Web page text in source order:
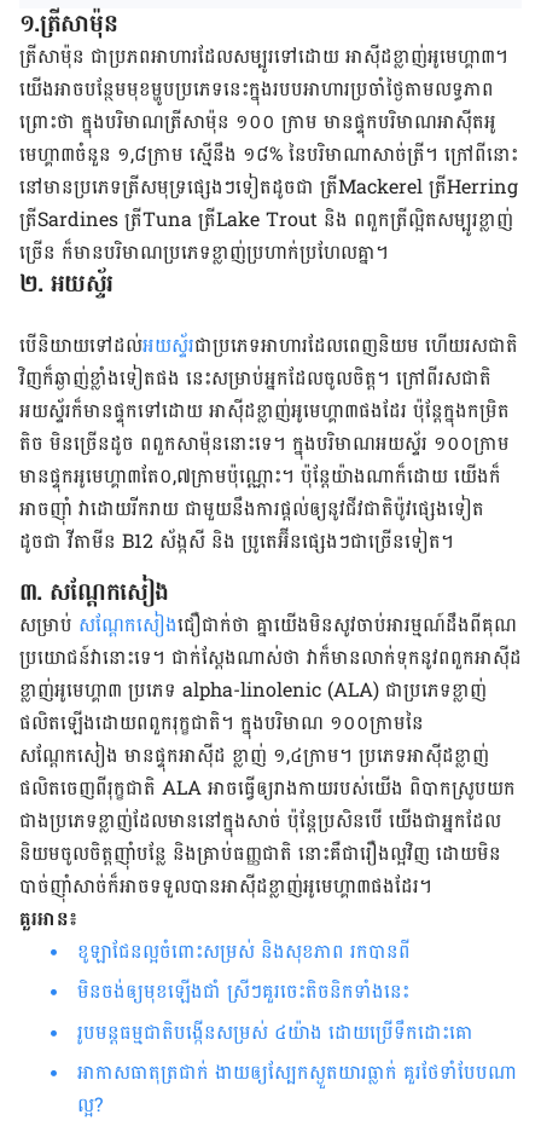
១.ត្រីសាម៉ុន
ត្រីសាម៉ុន ជាប្រភពអាហារដែលសម្បូរទៅដោយ អាស៊ីដខ្លាញ់អូមេហ្គា៣។
យើងអាចបន្ថែមមុខម្ហូបប្រភេទនេះក្នុងរបបអាហារ​ប្រចាំ​ថ្ងៃ​តាមលទ្ធភាព
ព្រោះថា ក្នុងបរិមាណត្រីសាម៉ុន ១០០ ក្រាម មានផ្ទុកបរិមាណអាស៊ីតអូ
មេហ្គា៣ចំនួន ១,៨ក្រាម ស្មើនឹង ១៨% នៃបរិមាណាសាច់ត្រី។ ក្រៅពីនោះ
នៅមានប្រភេទត្រីសមុទ្រផ្សេងៗទៀតដូចជា ត្រីMackerel ត្រីHerring
ត្រីSardines ត្រីTuna ត្រីLake Trout និង ពពួកត្រីល្អិតសម្បូរខ្លាញ់
ច្រើន ក៏មានបរិមាណប្រភេទខ្លាញ់ប្រហាក់ប្រហែលគ្នា។
២. អយស្ទ័រ
បើនិយាយទៅដល់អយស្ទ័រជាប្រភេទអាហារដែលពេញនិយម ហើយរសជាតិ
វិញក៏ឆ្ងាញ់ខ្លាំងទៀតផង នេះសម្រាប់អ្នកដែលចូលចិត្ដ។ ក្រៅពីរសជាតិ
អយស្ទ័រក៏មានផ្ទុកទៅដោយ អាស៊ីដខ្លាញ់អូមេហ្គា៣ផងដែរ ប៉ុន្ដែក្នុងកម្រិត
តិច មិនច្រើនដូច ពពួក​សាម៉ុននោះទេ។ ក្នុងបរិមាណអយស្ទ័រ ១០០ក្រាម
មានផ្ទុកអូមេហ្គា៣តែ០,៧ក្រាមប៉ុណ្ណោះ។ ប៉ុន្ដែយ៉ាងណាក៏ដោយ យើងក៏
អាចញ៉ាំ វាដោយរីករាយ ជាមួយនឹងការផ្ដល់ឲ្យនូវជីវជាតិប៉ូវផ្សេងទៀត
ដូចជា វីតាមីន B12 ស័ង្កសី និង ប្រូតេអ៊ីនផ្សេងៗជាច្រើនទៀត។
៣. សណ្ដែកសៀង
សម្រាប់ សណ្ដែកសៀងជឿជាក់ថា គ្នាយើងមិនសូវចាប់អារម្មណ៍ដឹងពីគុណ
ប្រយោជន៍វានោះទេ។ ជាក់ស្ដែងណាស់ថា វាក៏មានលាក់ទុកនូវពពួកអាស៊ីដ
ខ្លាញ់អូមេហ្គា៣ ប្រភេទ alpha-linolenic (ALA) ជាប្រភេទខ្លាញ់
ផលិតឡើងដោយពពួករុក្ខជាតិ។ ក្នុងបរិមាណ ១០០ក្រាមនៃ
សណ្ដែកសៀង មានផ្ទុកអាស៊ីដ ខ្លាញ់ ១,៤ក្រាម។ ប្រភេទអាស៊ីដខ្លាញ់
ផលិតចេញពីរុក្ខជាតិ ALA អាចធ្វើឲ្យរាងកាយរបស់យើង ពិបាកស្រូបយក
ជាងប្រភេទខ្លាញ់ដែលមាននៅក្នុងសាច់ ប៉ុន្ដែប្រសិនបើ យើងជាអ្នកដែល
និយមចូលចិត្ដញ៉ាំបន្លែ និងគ្រាប់ធញ្ញជាតិ នោះគឺជារឿងល្អវិញ ដោយមិន
បាច់ញ៉ាំសាច់ក៏អាចទទួលបានអាស៊ីដខ្លាញ់អូមេហ្គា៣ផងដែរ។
គួរអាន៖
ខូឡាជែនល្អចំពោះសម្រស់ និងសុខភាព រកបានពី
មិនចង់ឲ្យមុខឡើងជាំ ស្រីៗ​គួរចេះតិចនិកទាំងនេះ
រូបមន្ត​​ធម្មជាតិ​បង្កើន​សម្រស់ ៤យ៉ាង ​​​ដោយ​ប្រើ​ទឹក​ដោះ​គោ​​​​​​​​​​​​​​​​​​​​​​​​​​​​​​​
អាកាសធាតុត្រជាក់ ងាយឲ្យស្បែកស្ងួតយារធ្លាក់ គួរថែទាំបែបណា
ល្អ?